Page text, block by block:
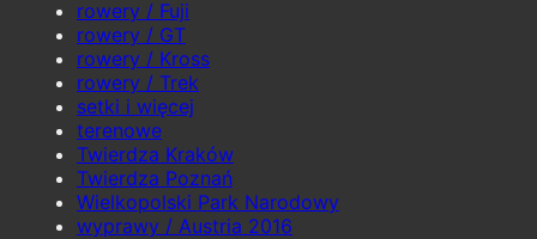
rowery / Fuji
rowery / GT
rowery / Kross
rowery / Trek
setki i więcej
terenowe
Twierdza Kraków
Twierdza Poznań
Wielkopolski Park Narodowy
wyprawy / Austria 2016